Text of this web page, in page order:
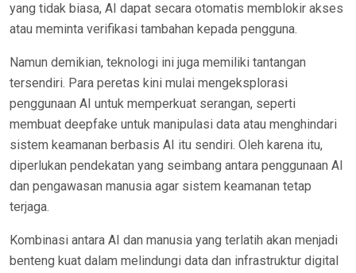
yang tidak biasa, AI dapat secara otomatis memblokir akses
atau meminta verifikasi tambahan kepada pengguna.
Namun demikian, teknologi ini juga memiliki tantangan
tersendiri. Para peretas kini mulai mengeksplorasi
penggunaan AI untuk memperkuat serangan, seperti
membuat deepfake untuk manipulasi data atau menghindari
sistem keamanan berbasis AI itu sendiri. Oleh karena itu,
diperlukan pendekatan yang seimbang antara penggunaan AI
dan pengawasan manusia agar sistem keamanan tetap
terjaga.
Kombinasi antara AI dan manusia yang terlatih akan menjadi
benteng kuat dalam melindungi data dan infrastruktur digital